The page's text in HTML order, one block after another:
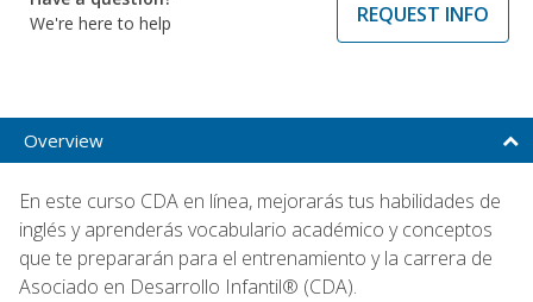
We're here to help
REQUEST INFO
Overview
En este curso CDA en línea, mejorarás tus habilidades de
inglés y aprenderás vocabulario académico y conceptos
que te prepararán para el entrenamiento y la carrera de
Asociado en Desarrollo Infantil® (CDA).